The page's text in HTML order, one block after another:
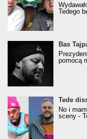
Tedego
Bas
pomocą
Tede
No i
sceny -